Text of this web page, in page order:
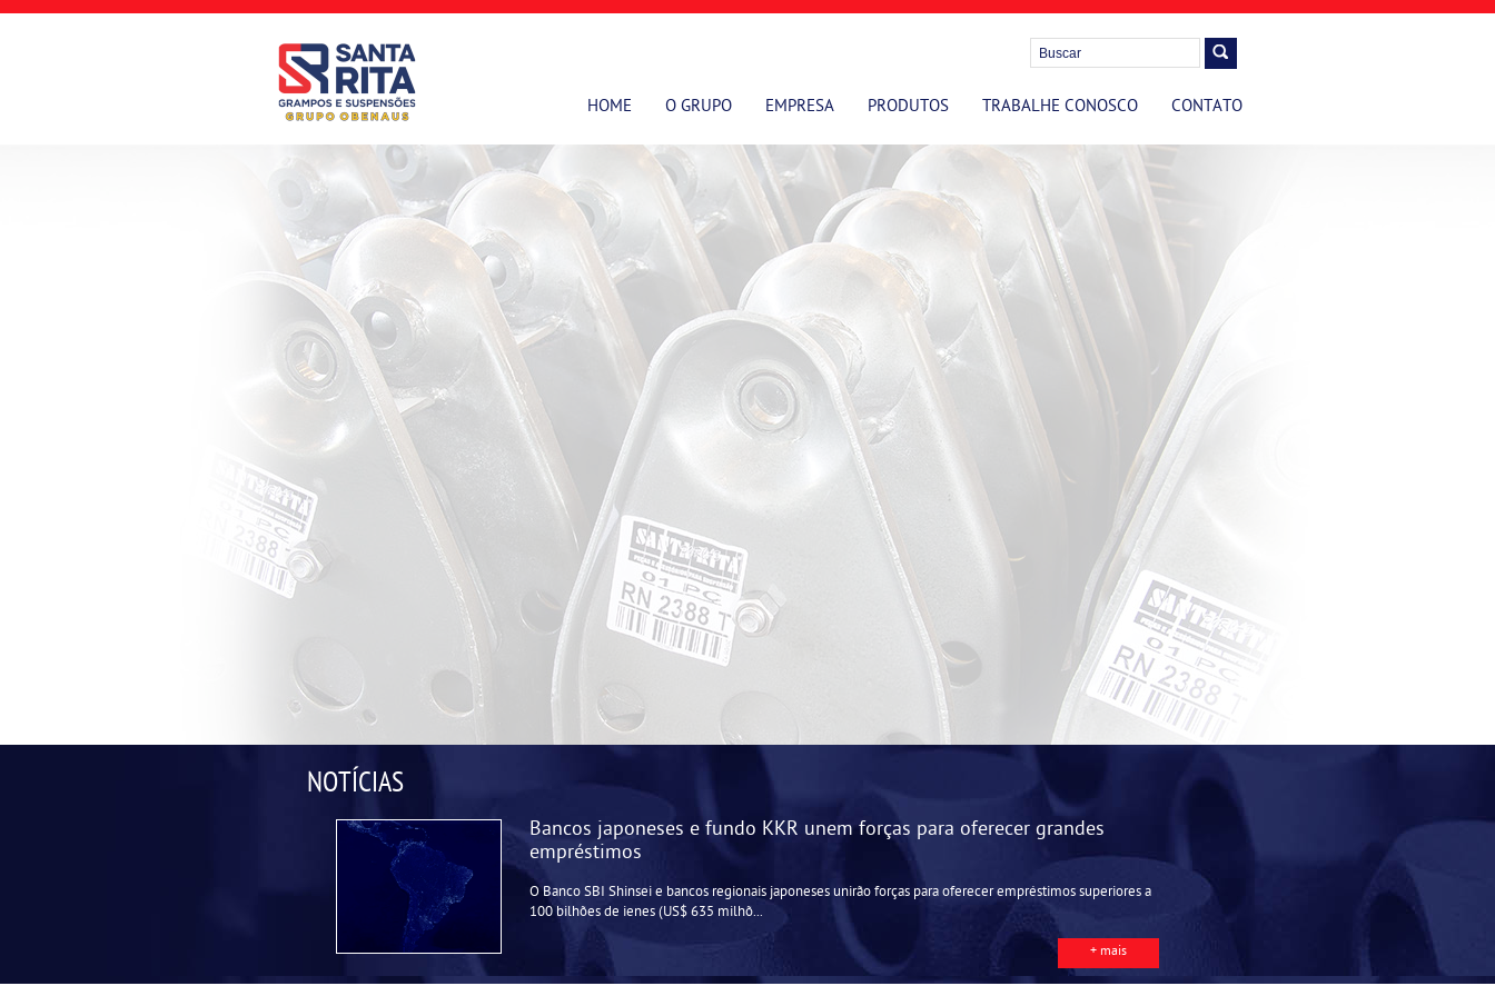
HOME O GRUPO EMPRESA PRODUTOS TRABALHE CONOSCO CONTATO
NOTÍCIAS
Bancos japoneses e fundo KKR unem forças para oferecer grandes
empréstimos
O Banco SBI Shinsei e bancos regionais japoneses unirão forças para oferecer empréstimos superiores a
100 bilhões de ienes (US$ 635 milhõ...
+ mais